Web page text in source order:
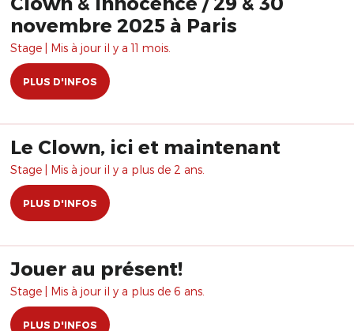
novembre 2025 à Paris
Stage | Mis à jour il y a 11 mois.
PLUS D'INFOS
Le Clown, ici et maintenant
Stage | Mis à jour il y a plus de 2 ans.
PLUS D'INFOS
Jouer au présent!
Stage | Mis à jour il y a plus de 6 ans.
PLUS D'INFOS